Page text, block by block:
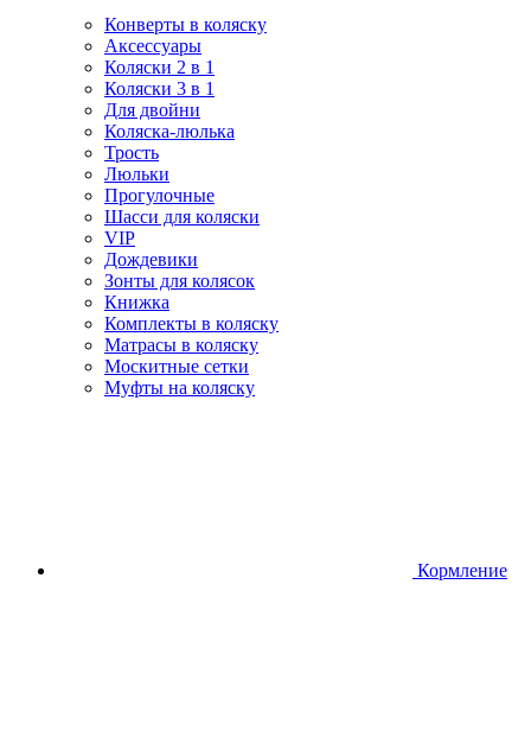
Конверты в коляску
Аксессуары
Коляски 2 в 1
Коляски 3 в 1
Для двойни
Коляска-люлька
Трость
Люльки
Прогулочные
Шасси для коляски
VIP
Дождевики
Зонты для колясок
Книжка
Комплекты в коляску
Матрасы в коляску
Москитные сетки
Муфты на коляску
Кормление